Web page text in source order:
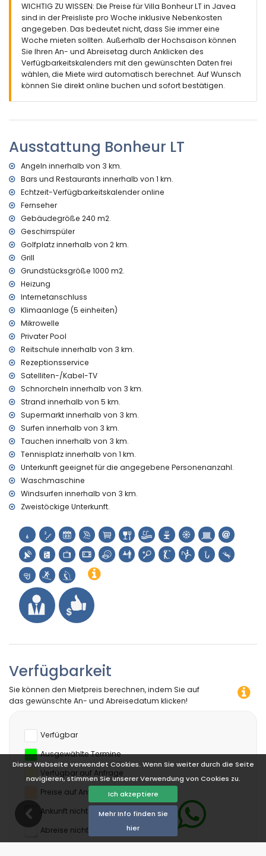
Diese Webseite verwendet Cookies. Wenn Sie weiter durch die Seite
navigieren, stimmen Sie unserer Verwendung von Cookies zu.
Ich akzeptiere
Mehr Info finden Sie
hier
nächster Strand: Playa Arenal (innerhalb von 5 Kilometern
der Villa)
nächster Hafen innerhalb von 10 Kilometern der Villa
nächster Flughafen: Alicante (innerhalb von 100 Kilometern
der Villa)
zweitnächster Flughafen: Valencia ( > 100 Kilometern der
Villa)
Haustiere sind nicht erlaubt
Anlagen und Dienstleistungen enthalten im Mietpreis der Villa
Rezeptionsdienst
Anlagen und Dienstleistungen gegen Aufpreis
Zentralheizung und Klimaanlage
Sportaktivitäten
Tennis (innerhalb von 1000 Metern der Villa)
Golf, Pferdesport, Angeln, Tauchen, Schnorcheln, Surfen und
Wasserski (innerhalb von 5 Kilometern der Villa)
WICHTIG ZU WISSEN: Die Preise für Villa Bonheur LT in Javea
sind in der Preisliste pro Woche inklusive Nebenkosten
angegeben. Das bedeutet nicht, dass Sie immer eine
Woche mieten sollten. Außerhalb der Hochsaison können
Sie Ihren An- und Abreisetag durch Anklicken des
Verfügbarkeitskalenders mit den gewünschten Daten frei
wählen, die Miete wird automatisch berechnet. Auf Wunsch
können Sie direkt online buchen und sofort bestätigen.
Ausstattung Bonheur LT
Angeln innerhalb von 3 km.
Bars und Restaurants innerhalb von 1 km.
Echtzeit-Verfügbarkeitskalender online
Fernseher
Gebäudegröße 240 m2.
Geschirrspüler
Golfplatz innerhalb von 2 km.
Grill
Grundstücksgröße 1000 m2.
Heizung
Internetanschluss
Klimaanlage (5 einheiten)
Mikrowelle
Privater Pool
Reitschule innerhalb von 3 km.
Rezeptionsservice
Satelliten-/Kabel-TV
Schnorcheln innerhalb von 3 km.
Strand innerhalb von 5 km.
Supermarkt innerhalb von 3 km.
Surfen innerhalb von 3 km.
Tauchen innerhalb von 3 km.
Tennisplatz innerhalb von 1 km.
Unterkunft geeignet für die angegebene Personenanzahl.
Waschmaschine
Windsurfen innerhalb von 3 km.
Zweistöckige Unterkunft.
Verfügbarkeit
Sie können den Mietpreis berechnen, indem Sie auf
das gewünschte An- und Abreisedatum klicken!
Verfügbar
Ausgewählte Termine
Verfügbar auf Anfrage
Preise auf Anfrage
Ankunft nicht erlaubt
Abreise nicht erlaubt